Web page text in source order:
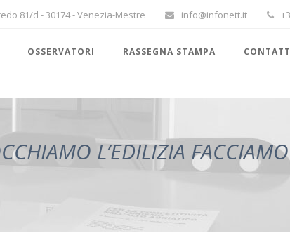
81/d - 30174 - Venezia-Mestre info@infonett.it
OSSERVATORI RASSEGNA STAMPA
L’EDILIZIA FACCIAMO